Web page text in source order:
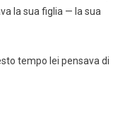
la sua figlia — la sua
tempo lei pensava di